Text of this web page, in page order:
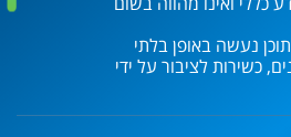
נעשה באופן בלתי
כשירות לציבור על ידי